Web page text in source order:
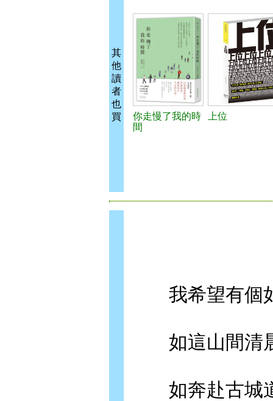
其
他
讀
者
也
買
你走慢了我的時
間
上位
我希望有個
如這山間清晨
如奔赴古城道